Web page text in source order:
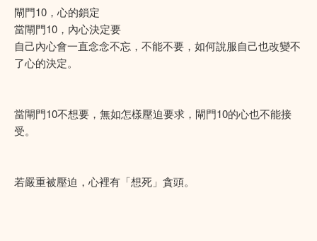
閘門10，心的鎖定
當閘門10，內心決定要
自己內心會一直念念不忘，不能不要，如何說服自己也改變不
了心的決定。
當閘門10不想要，無如怎樣壓迫要求，閘門10的心也不能接
受。
若嚴重被壓迫，心裡有「想死」貪頭。